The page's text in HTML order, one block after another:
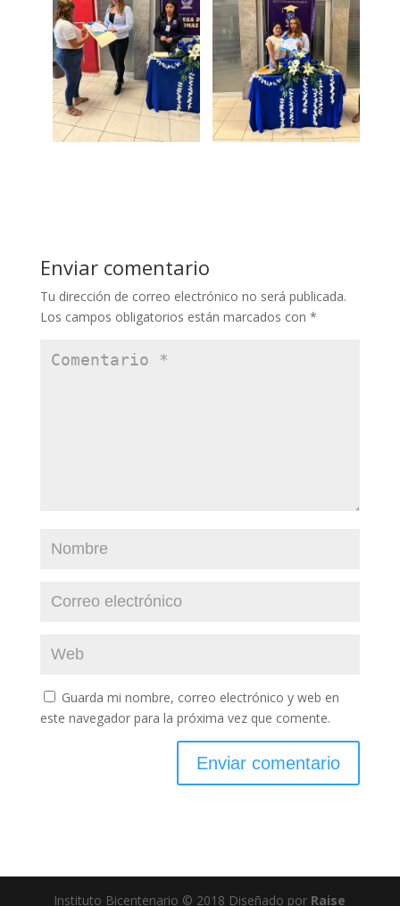
Enviar comentario
Tu dirección de correo electrónico no será publicada.
Los campos obligatorios están marcados con *
Guarda mi nombre, correo electrónico y web en
este navegador para la próxima vez que comente.
Instituto Bicentenario © 2018 Diseñado por Raise